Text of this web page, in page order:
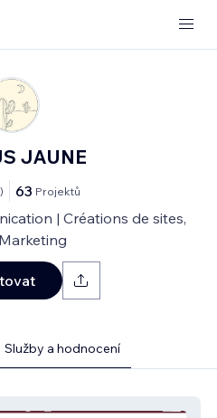
JAUNE
) 63 Projektů
| Créations de sites,
Služby a hodnocení